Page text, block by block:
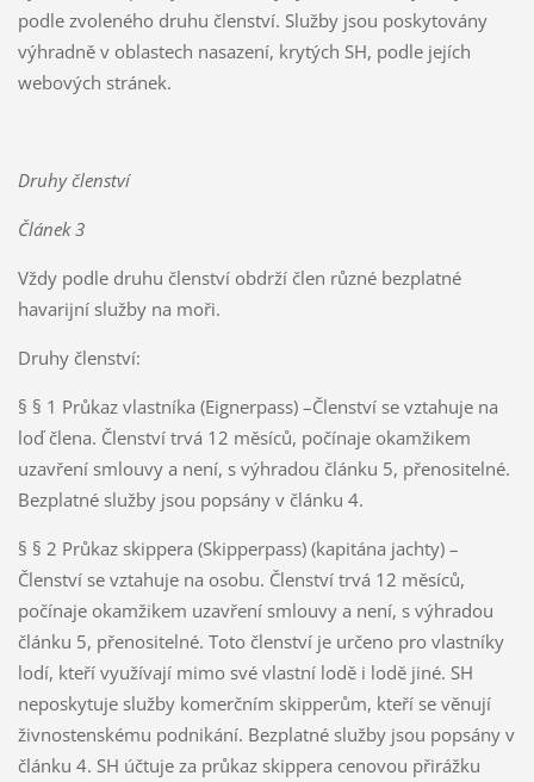
podle zvoleného druhu členství. Služby jsou poskytovány
výhradně v oblastech nasazení, krytých SH, podle jejích
webových stránek.
Druhy členství
Článek 3
Vždy podle druhu členství obdrží člen různé bezplatné
havarijní služby na moři.
Druhy členství:
§ § 1 Průkaz vlastníka (Eignerpass) –Členství se vztahuje na
loď člena. Členství trvá 12 měsíců, počínaje okamžikem
uzavření smlouvy a není, s výhradou článku 5, přenositelné.
Bezplatné služby jsou popsány v článku 4.
§ § 2 Průkaz skippera (Skipperpass) (kapitána jachty) –
Členství se vztahuje na osobu. Členství trvá 12 měsíců,
počínaje okamžikem uzavření smlouvy a není, s výhradou
článku 5, přenositelné. Toto členství je určeno pro vlastníky
lodí, kteří využívají mimo své vlastní lodě i lodě jiné. SH
neposkytuje služby komerčním skipperům, kteří se věnují
živnostenskému podnikání. Bezplatné služby jsou popsány v
článku 4. SH účtuje za průkaz skippera cenovou přirážku